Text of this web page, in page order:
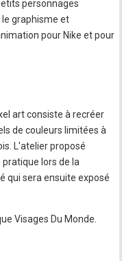
personnages
graphisme et
pour Nike et pour
art consiste à recréer
de couleurs limitées à
L'atelier proposé
lors de la
qui sera ensuite exposé
Visages Du Monde.